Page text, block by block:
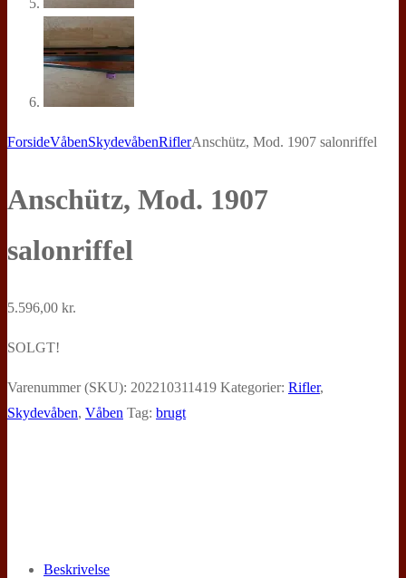
ForsideVåbenSkydevåbenRiflerAnschütz, Mod. 1907 salonriffel
Anschütz, Mod. 1907
salonriffel
5.596,00 kr.
SOLGT!
Varenummer (SKU): 202210311419 Kategorier: Rifler,
Skydevåben, Våben Tag: brugt
Beskrivelse